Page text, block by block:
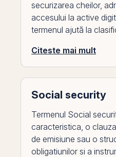
securizarea cheilor,
accesului la active
termenul ajută la
Citeste mai mult
Social security
Termenul Social
caracteristica, o
de emisiune sau o
obligatiunilor si a